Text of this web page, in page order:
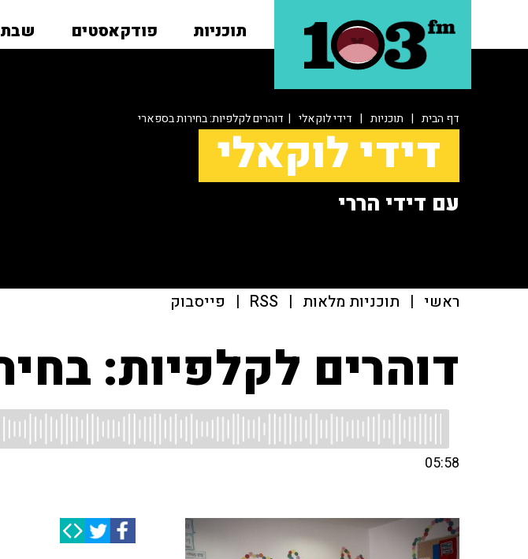
תוכניות פודקאסטים שבת
דף הבית | תוכניות | דידי לוקאלי | דוהרים לקלפיות: בחירות בספארי
דידי לוקאלי
עם דידי הררי
ראשי | תוכניות מלאות |
RSS
| פייסבוק
דוהרים לקלפיות:
05:58